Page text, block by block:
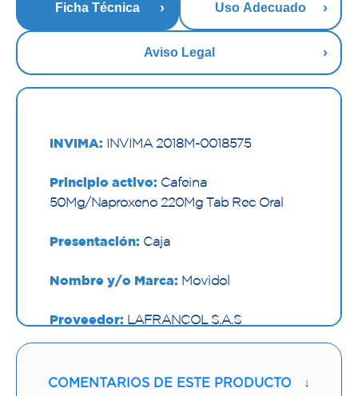
Ficha Técnica Uso Adecuado
Aviso Legal
INVIMA: INVIMA 2018M-0018575
Principio activo: Cafeina
50Mg/Naproxeno 220Mg Tab Rec Oral
Presentación: Caja
Nombre y/o Marca: Movidol
Proveedor: LAFRANCOL S.A.S
COMENTARIOS DE ESTE PRODUCTO ↓